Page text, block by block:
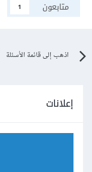
متابعون
1
اذهب إلى قائمة الأسئلة
إعلانات